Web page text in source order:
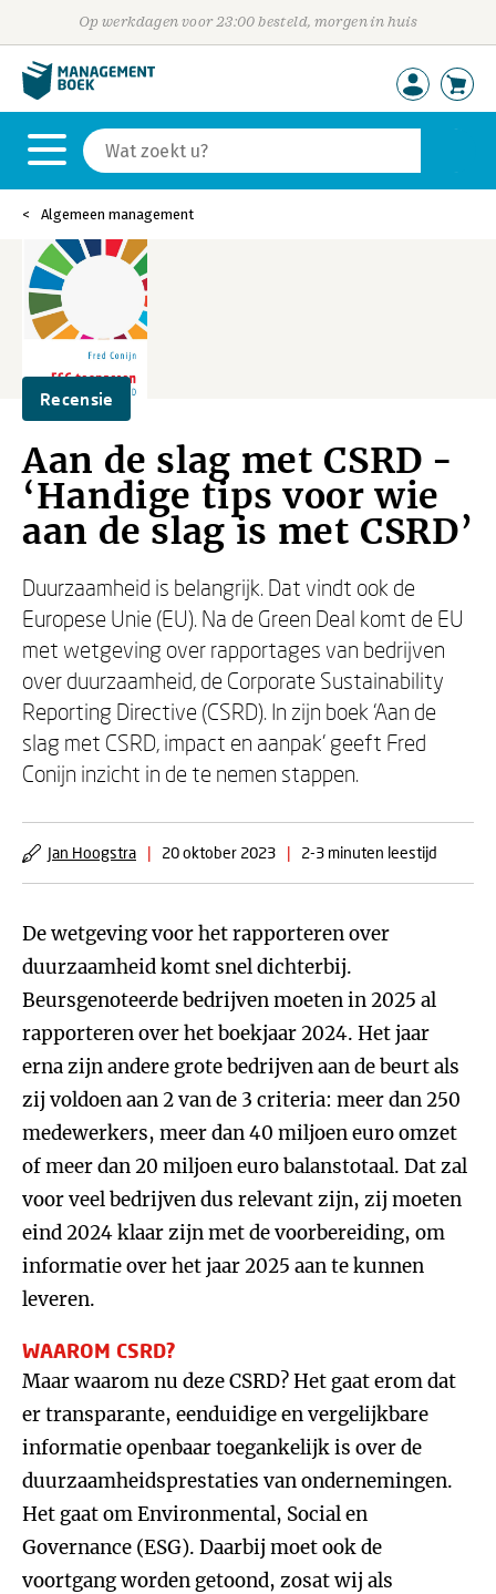
Op werkdagen voor 23:00 besteld, morgen in huis
Algemeen management
Recensie
Aan de slag met CSRD -
‘Handige tips voor wie
aan de slag is met CSRD’
Duurzaamheid is belangrijk. Dat vindt ook de
Europese Unie (EU). Na de Green Deal komt de EU
met wetgeving over rapportages van bedrijven
over duurzaamheid, de Corporate Sustainability
Reporting Directive (CSRD). In zijn boek ‘Aan de
slag met CSRD, impact en aanpak’ geeft Fred
Conijn inzicht in de te nemen stappen.
Jan Hoogstra | 20 oktober 2023 | 2-3 minuten leestijd
De wetgeving voor het rapporteren over
duurzaamheid komt snel dichterbij.
Beursgenoteerde bedrijven moeten in 2025 al
rapporteren over het boekjaar 2024. Het jaar
erna zijn andere grote bedrijven aan de beurt als
zij voldoen aan 2 van de 3 criteria: meer dan 250
medewerkers, meer dan 40 miljoen euro omzet
of meer dan 20 miljoen euro balanstotaal. Dat zal
voor veel bedrijven dus relevant zijn, zij moeten
eind 2024 klaar zijn met de voorbereiding, om
informatie over het jaar 2025 aan te kunnen
leveren.
WAAROM CSRD?
Maar waarom nu deze CSRD? Het gaat erom dat
er transparante, eenduidige en vergelijkbare
informatie openbaar toegankelijk is over de
duurzaamheidsprestaties van ondernemingen.
Het gaat om Environmental, Social en
Governance (ESG). Daarbij moet ook de
voortgang worden getoond, zosat wij als